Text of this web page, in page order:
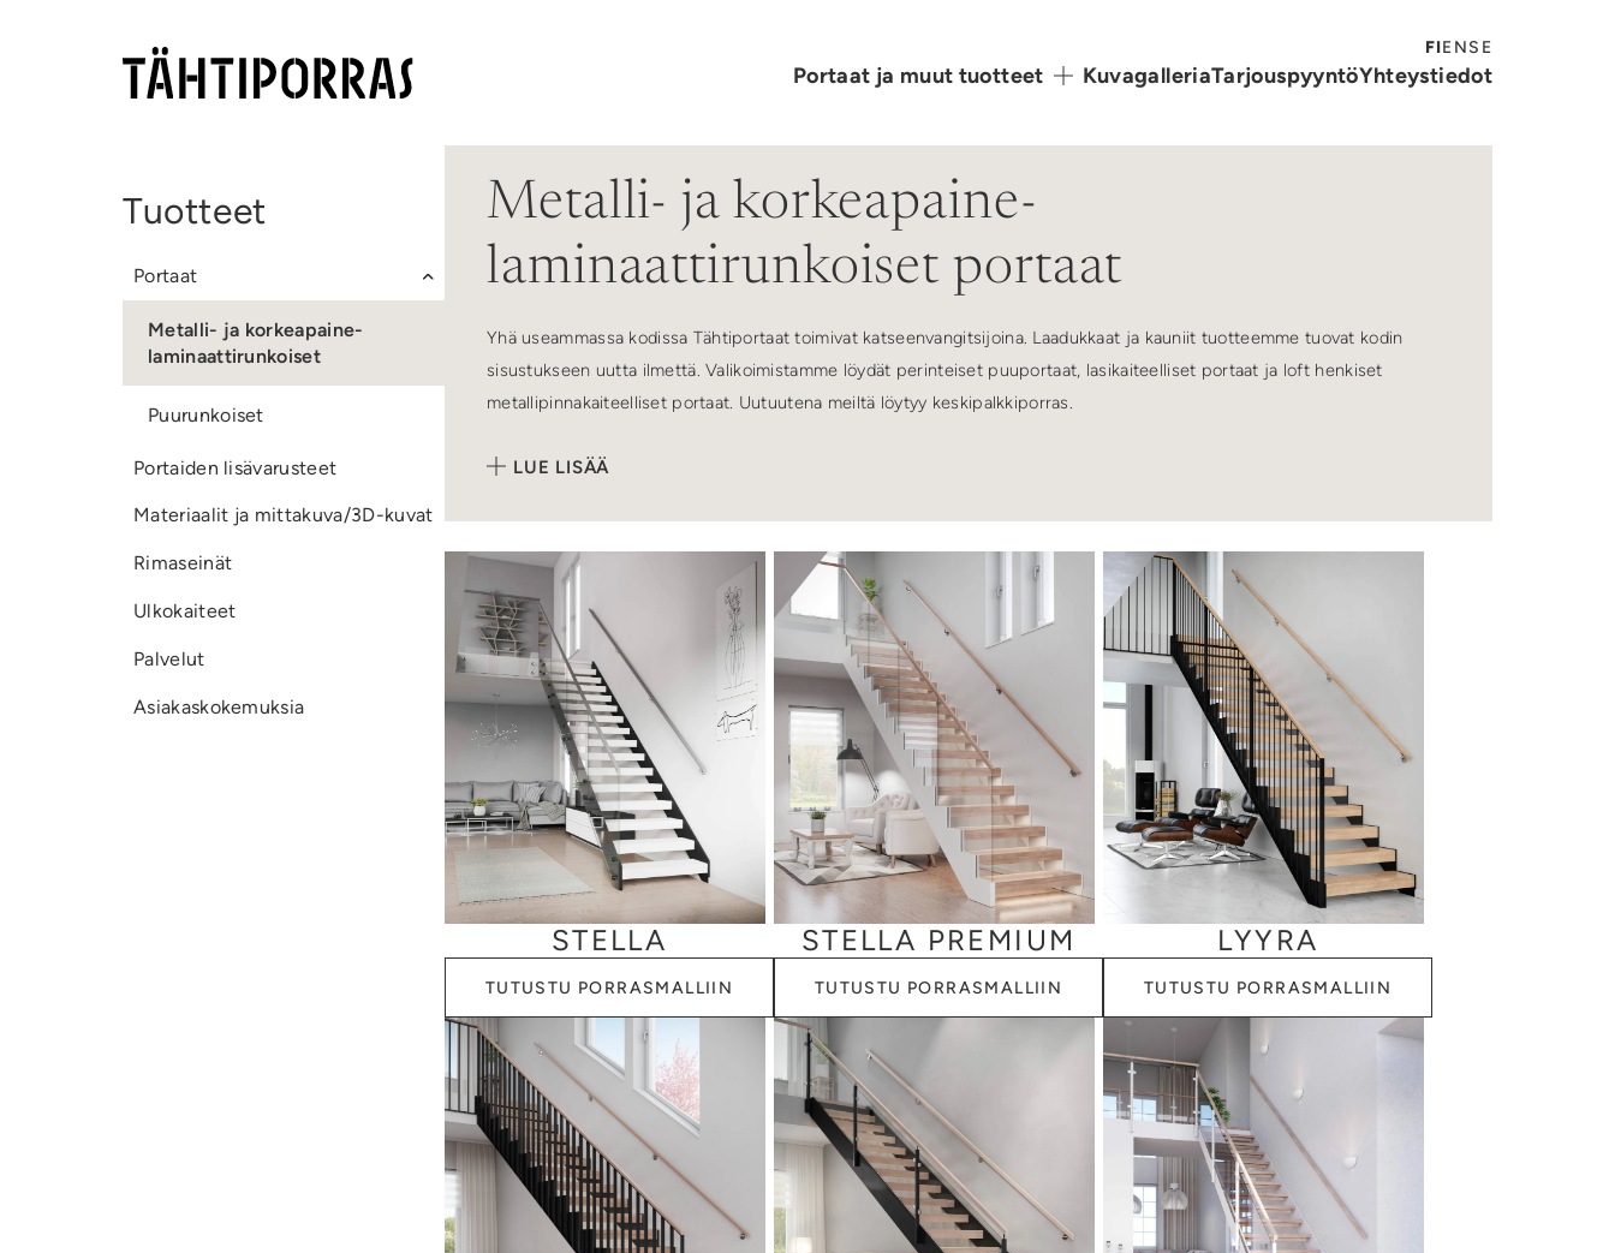
FIENSE
Portaat ja muut tuotteet KuvagalleriaTarjouspyyntöYhteystiedot
Tuotteet
Portaat
Metalli- ja korkeapaine-
laminaattirunkoiset
Puurunkoiset
Portaiden lisävarusteet
Materiaalit ja mittakuva/3D-kuvat
Rimaseinät
Ulkokaiteet
Palvelut
Asiakaskokemuksia
Metalli- ja korkeapaine-
laminaattirunkoiset portaat
Yhä useammassa kodissa Tähtiportaat toimivat katseenvangitsijoina. Laadukkaat ja kauniit tuotteemme tuovat kodin
sisustukseen uutta ilmettä. Valikoimistamme löydät perinteiset puuportaat, lasikaiteelliset portaat ja loft henkiset
metallipinnakaiteelliset portaat. Uutuutena meiltä löytyy keskipalkkiporras.
Käytämme portaiden reisilankuissa puun ohella myös korkeapainelaminaattia ja metallia. Puureisilankun paksuus on 40
myös muotoilla, jolloin suoran muodon lisäksi tarjolla on askelman ylä- ja alapintaa Z-mallisesti myötäilevä, tai pelkästään
askelman yläpinnasta myötäilevä muoto.
HPL eli high pressure laminate, korkeapainelaminaatti, on korkealla paineella ja lämmöllä puristamalla valmistettu
rakennuslevy, jolla on monia etuja puu- tai teräsreisilankkuihin verrattuna. Se on stabiilia, eli sietää hyvin lämpötilan ja
kosteuden vaihteluja. Tämä ehkäisee tehokkaasti portaiden reisilankkujen elämisestä aiheutuvaa askelmien narinaa. HPL
on paljon kovempaa kuin puu, joka mahdollistaa puureisilankkua siromman rakenteen ja teräsreisilankun kaltaisen
muotoilun. Se on kevyempää ja helpommin työstettävää kuin teräs, joka mahdollistaa rakenteiden sisään piiloon jäävät
kiinnitykset.
Kaikkia porrasmallejamme saa myös umpiportaana, ja kaiteita myymme kerroskaiteena, so. lattiasta lähtevänä kaiteena,
myös erikseen.
LUE LISÄÄ
STELLA
TUTUSTU PORRASMALLIIN
STELLA PREMIUM
TUTUSTU PORRASMALLIIN
LYYRA
TUTUSTU PORRASMALLIIN